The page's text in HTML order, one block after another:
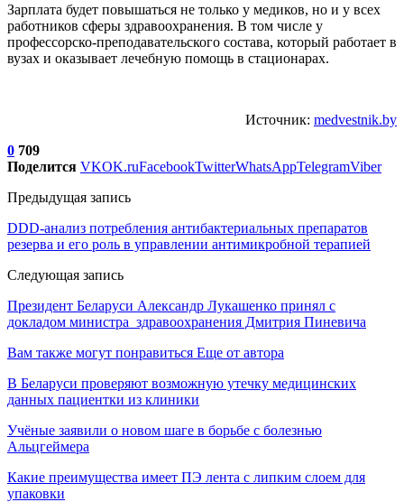
Зарплата будет повышаться не только у медиков, но и у всех
работников сферы здравоохранения. В том числе у
профессорско-преподавательского состава, который работает в
вузах и оказывает лечебную помощь в стационарах.
Источник: medvestnik.by
0 709
Поделится VKOK.ruFacebookTwitterWhatsAppTelegramViber
Предыдущая запись
DDD-анализ потребления антибактериальных препаратов
резерва и его роль в управлении антимикробной терапией
Следующая запись
Президент Беларуси Александр Лукашенко принял с
докладом министра здравоохранения Дмитрия Пиневича
Вам также могут понравиться Еще от автора
В Беларуси проверяют возможную утечку медицинских
данных пациентки из клиники
Учёные заявили о новом шаге в борьбе с болезнью
Альцгеймера
Какие преимущества имеет ПЭ лента с липким слоем для
упаковки